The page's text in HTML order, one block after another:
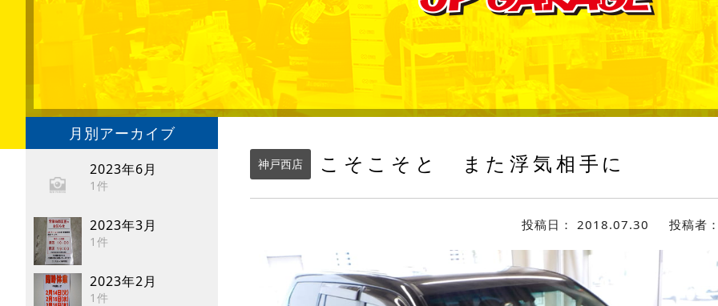
月別アーカイブ
2023年6月
1件
2023年3月
1件
2023年2月
1件
神戸西店 こそこそと また浮気相手に
投稿日： 2018.07.30 投稿者